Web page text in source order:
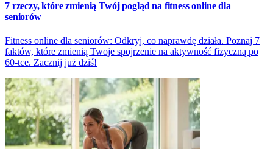
7 rzeczy, które zmienią Twój pogląd na fitness online dla
seniorów
Fitness online dla seniorów: Odkryj, co naprawdę działa. Poznaj 7
faktów, które zmienią Twoje spojrzenie na aktywność fizyczną po
60-tce. Zacznij już dziś!